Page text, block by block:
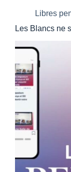
Libres
Les Blancs ne